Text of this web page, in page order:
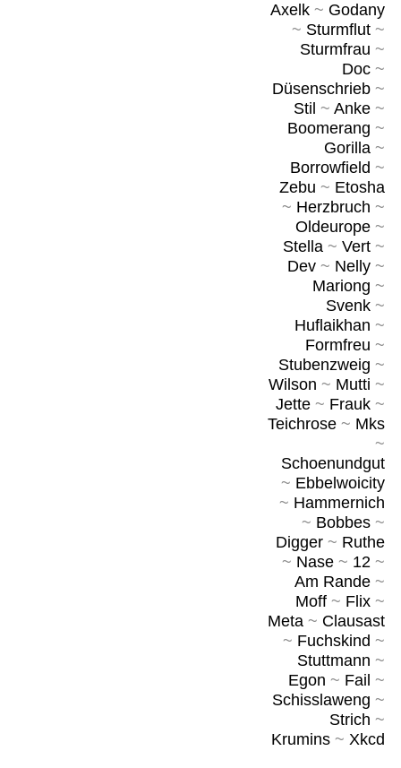
Axelk~ Godany
~ Sturmflut~
Sturmfrau ~
Doc~
Düsenschrieb~
Stil ~ Anke~
Boomerang ~
Gorilla~
Borrowfield ~
Zebu ~ Etosha
~ Herzbruch ~
Oldeurope~
Stella~ Vert~
Dev~ Nelly~
Mariong ~
Svenk~
Huflaikhan ~
Formfreu ~
Stubenzweig ~
Wilson ~ Mutti ~
Jette~ Frauk~
Teichrose~ Mks
~
Schoenundgut
~ Ebbelwoicity
~ Hammernich
~ Bobbes~
Digger~ Ruthe
~ Nase~ 12~
Am Rande~
Moff~ Flix~
Meta~ Clausast
~ Fuchskind ~
Stuttmann ~
Egon ~ Fail ~
Schisslaweng ~
Strich ~
Krumins~ Xkcd